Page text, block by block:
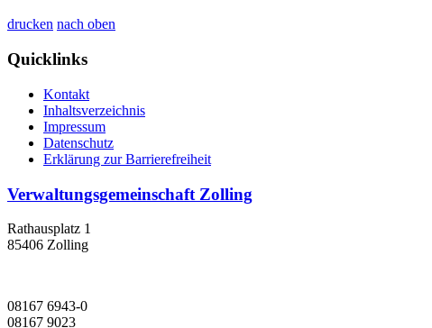
drucken nach oben
Quicklinks
Kontakt
Inhaltsverzeichnis
Impressum
Datenschutz
Erklärung zur Barrierefreiheit
Verwaltungsgemeinschaft Zolling
Rathausplatz 1
85406 Zolling
08167 6943-0
08167 9023